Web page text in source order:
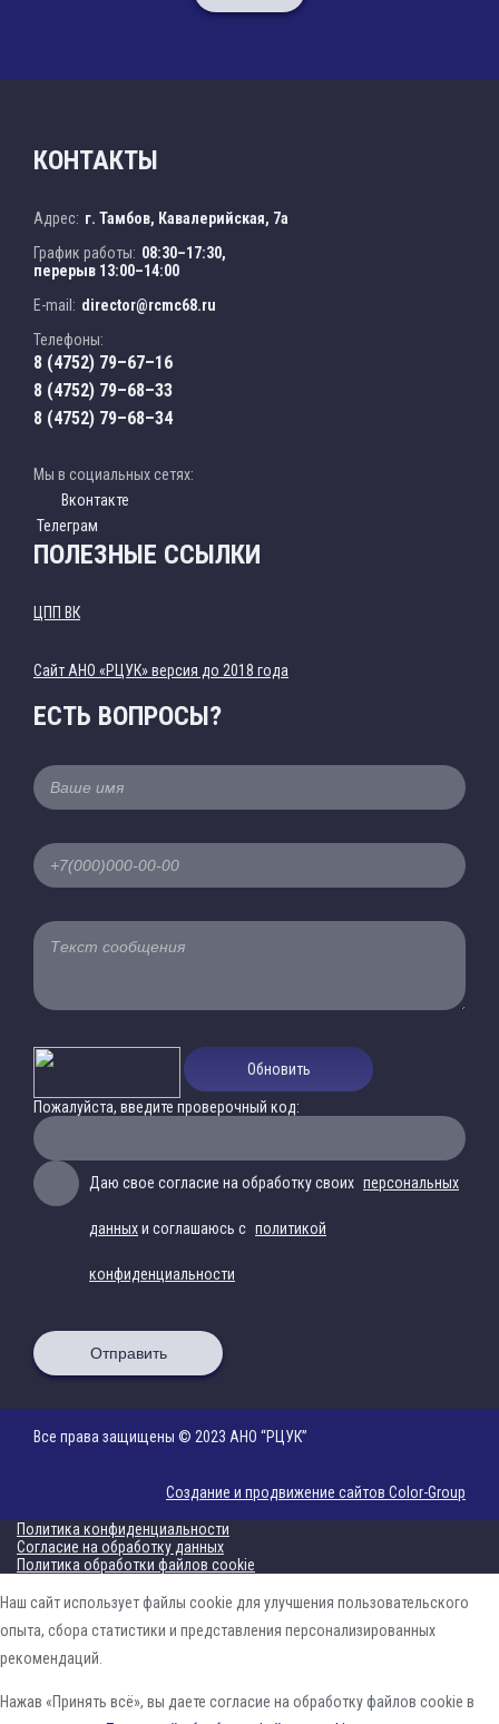
КОНТАКТЫ
Адрес: г. Тамбов, Кавалерийская, 7а
График работы: 08:30–17:30,
перерыв 13:00–14:00
E-mail: director@rcmc68.ru
Телефоны:
8 (4752) 79–67–16
8 (4752) 79–68–33
8 (4752) 79–68–34
Мы в социальных сетях:
Вконтакте
Телеграм
ПОЛЕЗНЫЕ ССЫЛКИ
ЦПП ВК
Cайт АНО «РЦУК» версия до 2018 года
ЕСТЬ ВОПРОСЫ?
Обновить
Пожалуйста, введите проверочный код:
Даю свое согласие на обработку своих персональных
данныхи соглашаюсь с политикой
конфиденциальности
Отправить
Все права защищены © 2023 АНО “РЦУК”
Создание и продвижение сайтов Color-Group
Политика конфиденциальности
Согласие на обработку данных
Политика обработки файлов cookie
Наш сайт использует файлы cookie для улучшения пользовательского
опыта, сбора статистики и представления персонализированных
рекомендаций.
Нажав «Принять всё», вы даете согласие на обработку файлов cookie в